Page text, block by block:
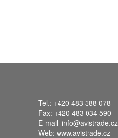
Tel.: +420 483 388 078
Fax: +420 483 034 590
E-mail: info@avistrade.cz
Web: www.avistrade.cz